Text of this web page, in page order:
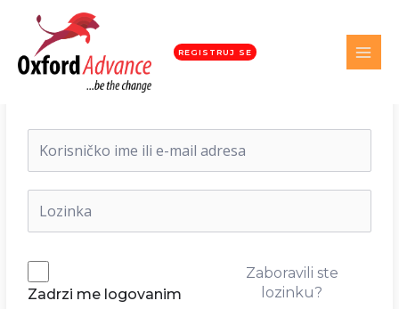
REGISTRUJ SE
Dobrodošli nazad!
Zadrzi me logovanim
Zaboravili ste
lozinku?